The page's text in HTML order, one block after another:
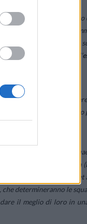
Games
ha infatti lanciato
più apprezzati dalla
tattico competitivo a
anche nel mondo dell’
FACEBOOK
Radiant Cup –
divisi in quattro
meglio della singola partita
competere in un bracket
determineranno le
il meglio di loro in